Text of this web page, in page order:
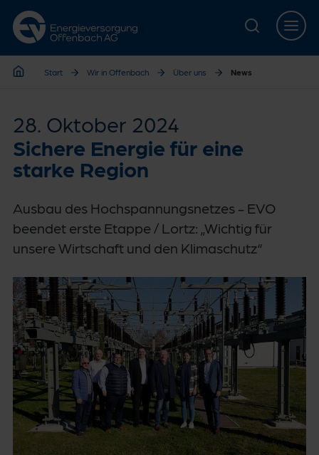
Zur Hauptnavigation springen
Zur Servicelasche springen
Zum Hauptinhalt springen
Zur Footernavigation springen
Start Wir in Offenbach Über uns News
28. Oktober 2024
Sichere Energie für eine
starke Region
Ausbau des Hochspannungsnetzes - EVO
beendet erste Etappe / Lortz: „Wichtig für
unsere Wirtschaft und den Klimaschutz“